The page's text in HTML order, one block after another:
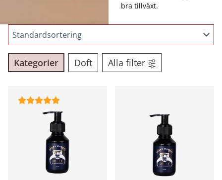
bra tillväxt.
Kategorier Doft Alla filter